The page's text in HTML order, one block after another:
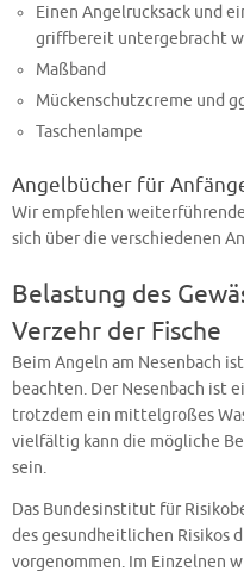
Einen Angelrucksack und
griffbereit untergebracht
Maßband
Mückenschutzcreme und
Taschenlampe
Angelbücher für
Wir empfehlen
sich über die verschiedenen
Belastung des
Verzehr der Fische
Beim Angeln am Nesenbach
beachten. Der Nesenbach ist
trotzdem ein mittelgroßes
vielfältig kann die mögliche
sein.
Das Bundesinstitut für
des gesundheitlichen Risikos
vorgenommen. Im Einzelnen